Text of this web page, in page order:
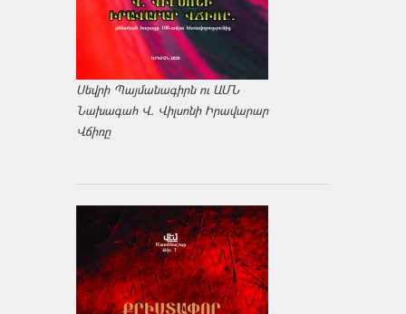
Սեվրի Պայմանագիրն ու ԱՄՆ
Նախագահ Վ. Վիլսոնի Իրավարար
Վճիռը